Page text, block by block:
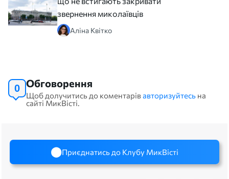
звернення миколаївців
Аліна Квітко
0 Обговорення
Щоб долучитись до коментарівавторизуйтесь на
сайті МикВісті.
Приєднатись до Клубу МикВісті